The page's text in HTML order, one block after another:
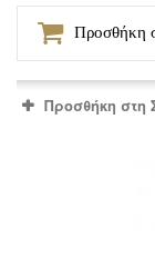
Προσθήκη
Προσθήκη στη